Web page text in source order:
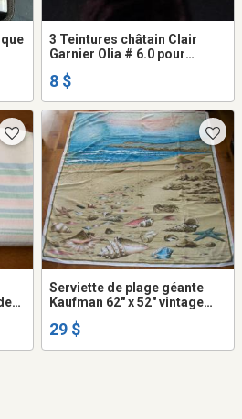
3 Teintures châtain Clair
Garnier Olia # 6.0 pour
8 $
Serviette de plage géante
Kaufman 62" x 52" vintage
29 $